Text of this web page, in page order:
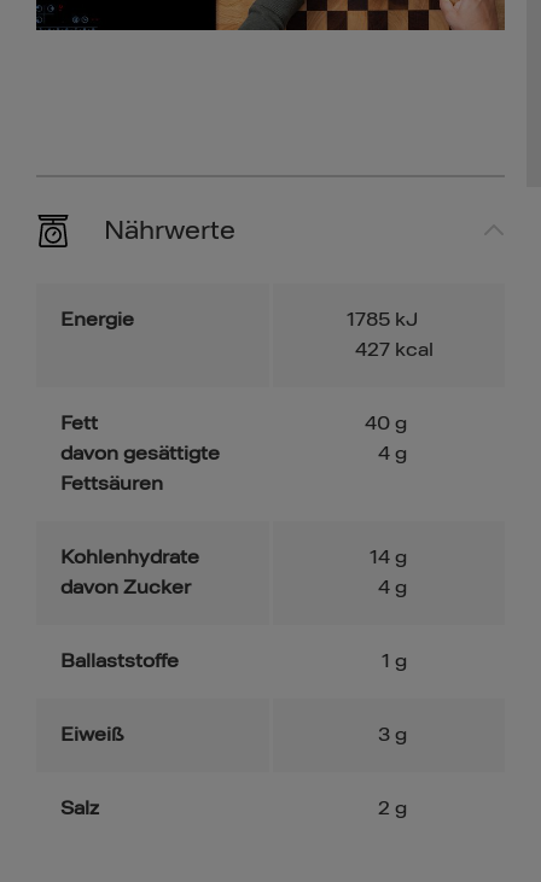
Nährwerte
Energie 1785 kJ
427 kcal
Fett
davon gesättigte
Fettsäuren
40 g
4 g
Kohlenhydrate
davon Zucker
14 g
4 g
Ballaststoffe 1 g
Eiweiß 3 g
Salz 2 g